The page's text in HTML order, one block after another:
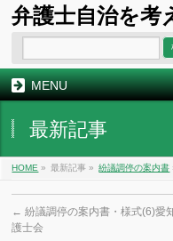
弁護士自治を考
MENU
最新記事
HOME » 最新記事 » 紛議調停の案内書
← 紛議調停の案内書・様式(6)愛
護士会